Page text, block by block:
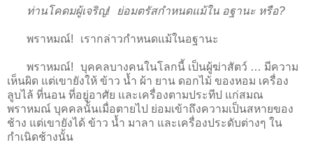
ท่านโคดมผู้เจริญ! ย่อมตรัสกำหนดแม้ใน อฐานะ หรือ?
พราหมณ์! เรากล่าวกำหนดแม้ในอฐานะ
พราหมณ์! บุคคลบางคนในโลกนี้ เป็นผู้ฆ่าสัตว์ … มีความ
เห็นผิด แต่เขายังให้ ข้าว น้ำ ผ้า ยาน ดอกไม้ ของหอม เครื่อง
ลูบไล้ ที่นอน ที่อยู่อาศัย และเครื่องตามประทีป แก่สมณ
พราหมณ์ บุคคลนั้นเมื่อตายไป ย่อมเข้าถึงความเป็นสหายของ
ช้าง แต่เขายังได้ ข้าว น้ำ มาลา และเครื่องประดับต่างๆ ใน
กำเนิดช้างนั้น